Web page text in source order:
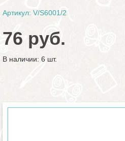
Артикул: V/S6001/2
76 руб.
В наличии: 6 шт.